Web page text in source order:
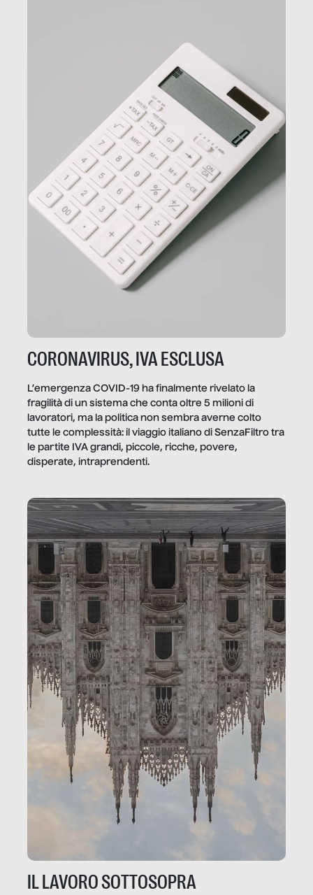
CORONAVIRUS, IVA ESCLUSA
L’emergenza COVID-19 ha finalmente rivelato la
fragilità di un sistema che conta oltre 5 milioni di
lavoratori, ma la politica non sembra averne colto
tutte le complessità: il viaggio italiano di SenzaFiltro tra
le partite IVA grandi, piccole, ricche, povere,
disperate, intraprendenti.
IL LAVORO SOTTOSOPRA